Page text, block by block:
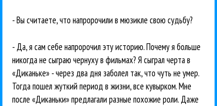
- Вы считаете, что напророчили в мюзикле свою судьбу?
- Да, я сам себе напророчил эту историю. Почему я больше
никогда не сыграю чернуху в фильмах? Я сыграл черта в
«Диканьке» - через два дня заболел так, что чуть не умер.
Тогда пошел жуткий период в жизни, все кувырком. Мне
после «Диканьки» предлагали разные похожие роли. Даже